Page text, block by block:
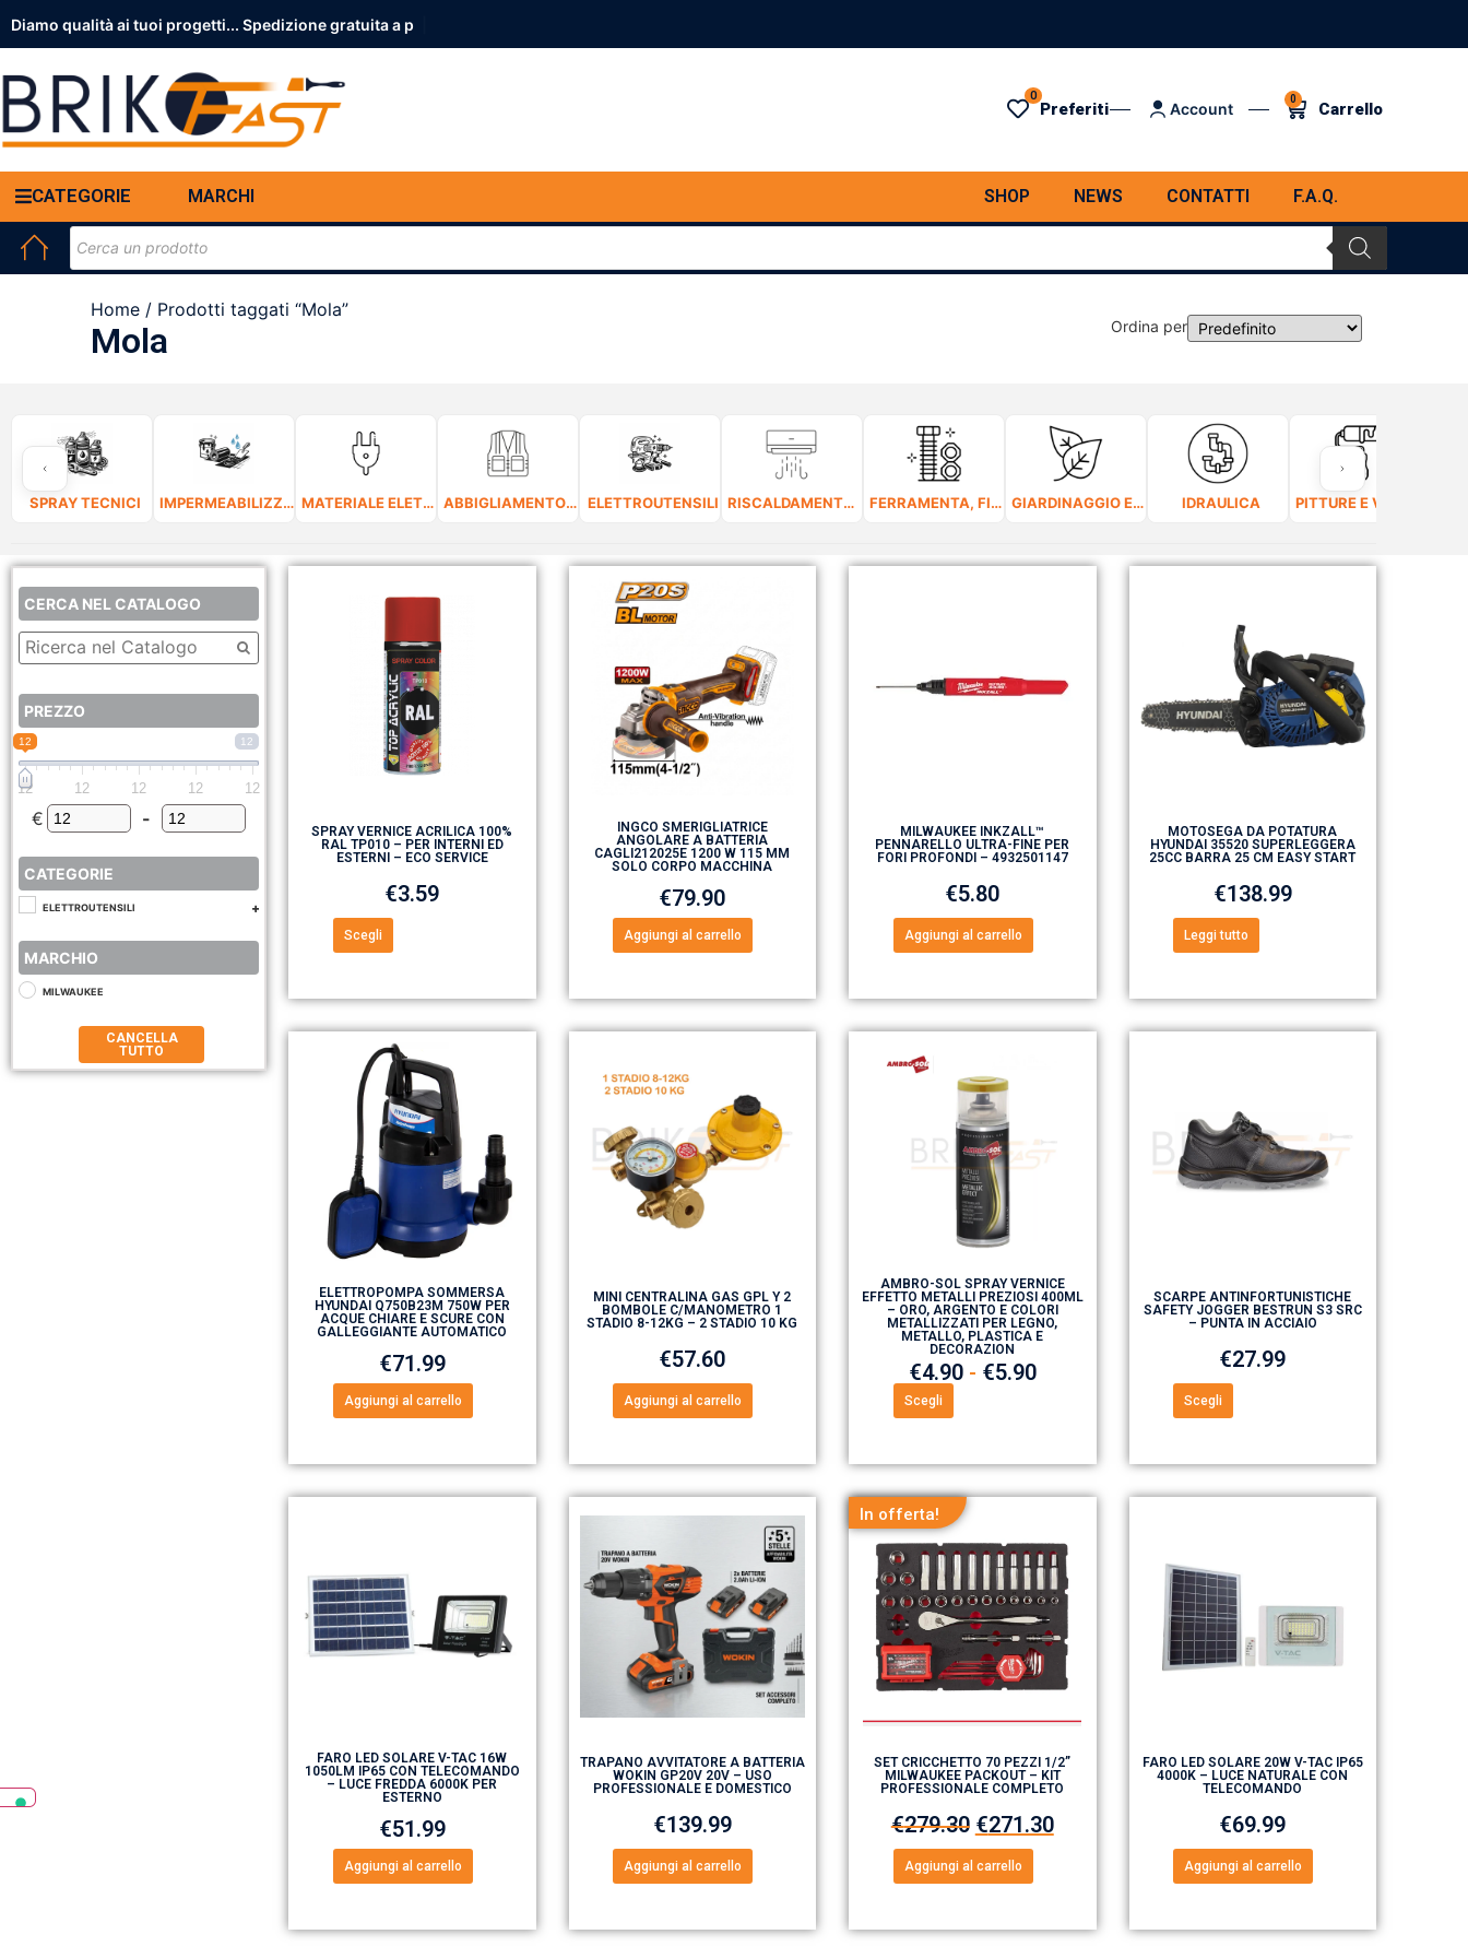
Diamo qualità ai tuoi progetti... Spedizio |
0
Preferiti Account
0 Carrello
CATEGORIE MARCHI SHOP NEWS CONTATTI F.A.Q.
Home/ Prodotti taggati “Mola”
Mola Ordina per
Sort Products
SPRAY TECNICI IMPERMEABILIZZANTI MATERIALE ELETTRICO ABBIGLIAMENTO DA LAVORO E DPI ELETTROUTENSILI RISCALDAMENTO E CLIMATIZZAZIONE FERRAMENTA, FISSAGGIO E VITERIA GIARDINAGGIO E CURA DEL VERDE IDRAULICA
CERCA NEL CATALOGO
PREZZO
12
12
12 12 12 12 12
€ Minimum Price
-
Maximum Price
CATEGORIE
ELETTROUTENSILI
MARCHIO
MILWAUKEE
CANCELLA
TUTTO
SPRAY VERNICE ACRILICA 100%
RAL TP010 – PER INTERNI ED
ESTERNI – ECO SERVICE
€3.59
Scegli
INGCO SMERIGLIATRICE
ANGOLARE A BATTERIA
CAGLI212025E 1200 W 115 MM
SOLO CORPO MACCHINA
€79.90
Aggiungi al carrello
MILWAUKEE INKZALL™
PENNARELLO ULTRA-FINE PER
FORI PROFONDI – 4932501147
€5.80
Aggiungi al carrello
MOTOSEGA DA POTATURA
HYUNDAI 35520 SUPERLEGGERA
25CC BARRA 25 CM EASY START
€138.99
Leggi tutto
ELETTROPOMPA SOMMERSA
HYUNDAI Q750B23M 750W PER
ACQUE CHIARE E SCURE CON
GALLEGGIANTE AUTOMATICO
€71.99
Aggiungi al carrello
MINI CENTRALINA GAS GPL Y 2
BOMBOLE C/MANOMETRO 1
STADIO 8-12KG – 2 STADIO 10 KG
€57.60
Aggiungi al carrello
AMBRO-SOL SPRAY VERNICE
EFFETTO METALLI PREZIOSI 400ML
– ORO, ARGENTO E COLORI
METALLIZZATI PER LEGNO,
METALLO, PLASTICA E
DECORAZION
€4.90 - €5.90
Scegli
SCARPE ANTINFORTUNISTICHE
SAFETY JOGGER BESTRUN S3 SRC
– PUNTA IN ACCIAIO
€27.99
Scegli
FARO LED SOLARE V-TAC 16W
1050LM IP65 CON TELECOMANDO
– LUCE FREDDA 6000K PER
ESTERNO
€51.99
Aggiungi al carrello
TRAPANO AVVITATORE A BATTERIA
WOKIN GP20V 20V – USO
PROFESSIONALE E DOMESTICO
€139.99
Aggiungi al carrello
In offerta!
SET CRICCHETTO 70 PEZZI 1/2”
MILWAUKEE PACKOUT – KIT
PROFESSIONALE COMPLETO
€279.30 €271.30
Aggiungi al carrello
FARO LED SOLARE 20W V-TAC IP65
4000K – LUCE NATURALE CON
TELECOMANDO
€69.99
Aggiungi al carrello